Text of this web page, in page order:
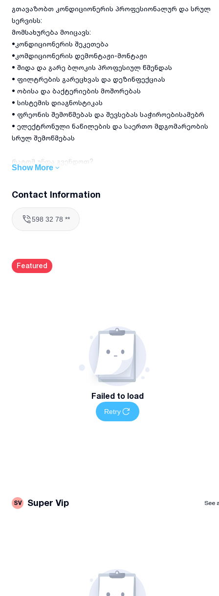
გთავაზობთ კონდიციონერის პროფესიონალურ და სრულ
სერვისს:
მომსახურება მოიცავს:
•კონდიციონერის შეკეთება
•კომდიციონერის დემონტაჟი-მონტაჟი
• შიდა და გარე ბლოკის პროფესიულ წმენდას
• ფილტრების გარეცხვას და დეზინფექციას
• ობისა და ბაქტერიების მოშორებას
• სისტემის დიაგნოსტიკას
• ფრეონის შემოწმებას და შევსებას საჭიროებისამებრ
• ელექტრონული ნაწილების და საერთო მდგომარეობის
სრულ შემოწმებას
რატომ უნდა გვენდოთ?
• გამოცდილი სპეციალისტები
• სუფთად და სწრაფად შესრულებული სამუშაო
• გარანტია სერვისზე
მომსახურების ფასი ინდივიდუალურია, მომსახურების
Show More
Contact Information
598 32 78 **
Featured
Failed to load
Retry
SV Super Vip See